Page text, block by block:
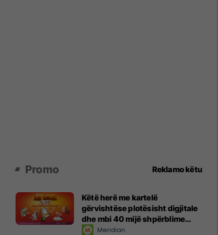
Promo Reklamo këtu
Këtë herë me kartelë
gërvishtëse plotësisht digjitale
dhe mbi 40 mijë shpërblime
instant!Meridian